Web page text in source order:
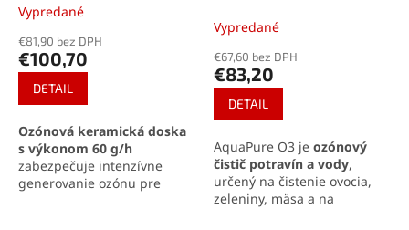
Priemerné
produktu
je
4,8
hviezdičiek.
Vypredané
€81,90 bez DPH
€100,70
DETAIL
Ozónová keramická doska
s výkonom 60 g/h
zabezpečuje intenzívne
generovanie ozónu pre
Vypredané
€67,60 bez DPH
€83,20
DETAIL
AquaPure O3 je ozónový
čistič potravín a vody,
určený na čistenie ovocia,
zeleniny, mäsa a na